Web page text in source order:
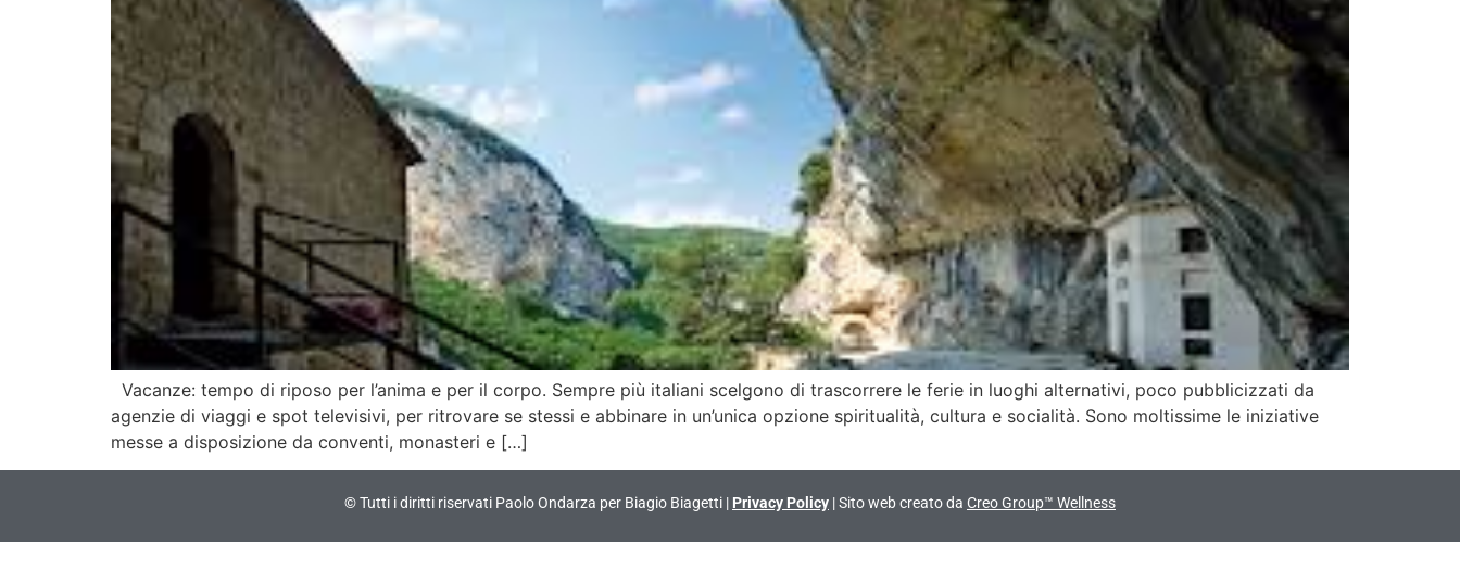
Vacanze: tempo di riposo per l’anima e per il corpo. Sempre più italiani scelgono di trascorrere le ferie in luoghi alternativi, poco pubblicizzati da
agenzie di viaggi e spot televisivi, per ritrovare se stessi e abbinare in un’unica opzione spiritualità, cultura e socialità. Sono moltissime le iniziative
messe a disposizione da conventi, monasteri e […]
© Tutti i diritti riservati Paolo Ondarza per Biagio Biagetti | Privacy Policy | Sito web creato da Creo Group™ Wellness